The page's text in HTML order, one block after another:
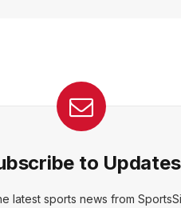
to Updates
latest sports news from